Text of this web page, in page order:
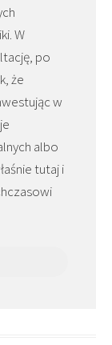
W
po
że
w
albo
tutaj i